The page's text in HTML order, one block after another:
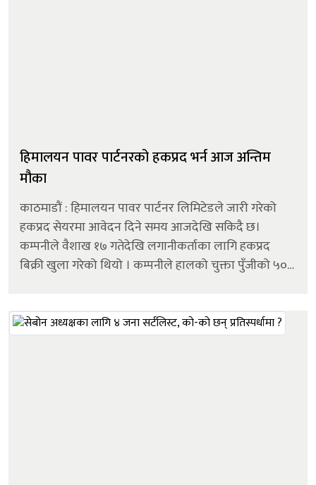
हिमालयन पावर पार्टनरको हकप्रद भर्न आज अन्तिम
मौका
काठमाडौं : हिमालयन पावर पार्टनर लिमिटेडले जारी गरेको
हकप्रद सेयरमा आवेदन दिने समय आजदेखि सकिदै छ।
कम्पनीले वैशाख १७ गतेदेखि लगानीकर्ताका लागि हकप्रद
बिक्री खुला गरेको थियो । कम्पनीले हालको चुक्ता पुँजीको ५०